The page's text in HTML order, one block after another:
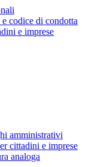
codice di condotta
e imprese
amministrativi
cittadini e imprese
analoga